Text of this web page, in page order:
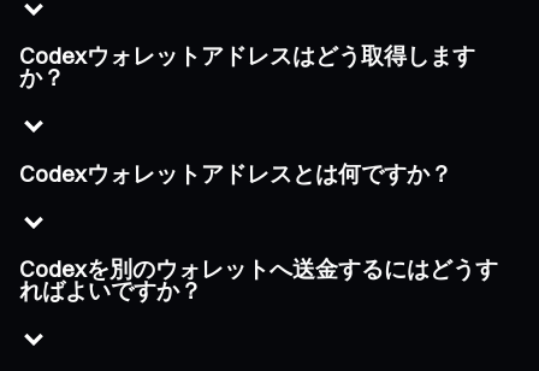
Codexウォレットアドレスはどう取得します
か？
Codexウォレットアドレスとは何ですか？
Codexを別のウォレットへ送金するにはどうす
ればよいですか？